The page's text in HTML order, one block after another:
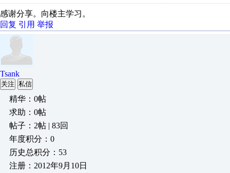
感谢分享。向楼主学习。
回复 引用 举报
Tsank
关注 私信
精华：0帖
求助：0帖
帖子：2帖 | 83回
年度积分：0
历史总积分：53
注册：2012年9月10日